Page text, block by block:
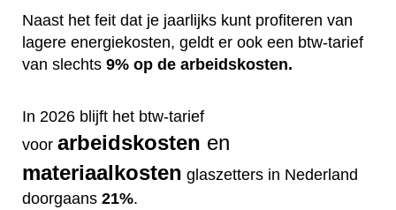
Naast het feit dat je jaarlijks kunt profiteren van
lagere energiekosten, geldt er ook een btw-tarief
van slechts 9% op de arbeidskosten.
In 2026 blijft het btw-tarief
voor arbeidskosten en
materiaalkosten glaszetters in Nederland
doorgaans 21%.